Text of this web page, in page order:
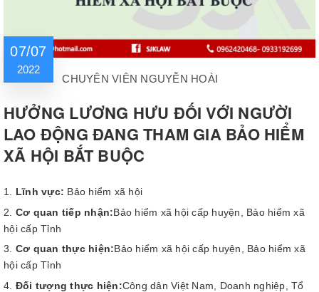
07/07
2022
CHUYÊN VIÊN NGUYỄN HOÀI
HƯỞNG LƯƠNG HƯU ĐỐI VỚI NGƯỜI
LAO ĐỘNG ĐANG THAM GIA BẢO HIỂM
XÃ HỘI BẮT BUỘC
Lĩnh vực: Bảo hiểm xã hội
Cơ quan tiếp nhận:Bảo hiểm xã hội cấp huyện, Bảo hiểm xã
hội cấp Tỉnh
Cơ quan thực hiện:Bảo hiểm xã hội cấp huyện, Bảo hiểm xã
hội cấp Tỉnh
Đối tượng thực hiện:Công dân Việt Nam, Doanh nghiệp, Tổ